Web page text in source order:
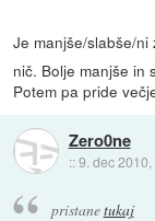
Je manjše/slabše/
nič. Bolje manjše in
Potem pa pride
Zero0ne
::9. dec 2010,
pristanetukaj